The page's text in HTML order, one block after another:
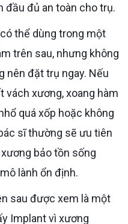
đầu đủ an toàn cho trụ.
trên sau, nhưng không
nên đặt trụ ngay. Nếu
vách xương, xoang hàm
quá xốp hoặc không
sĩ thường sẽ ưu tiên
bảo tồn sống
lành ổn định.
Implant vì xương